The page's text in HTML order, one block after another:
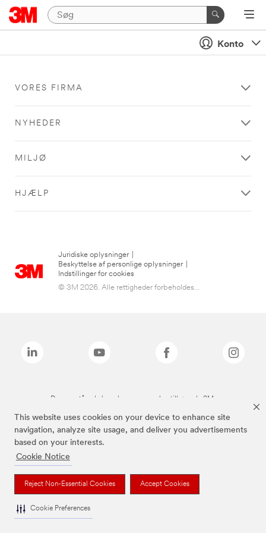
This website uses cookies on your device to enhance site
navigation, analyze site usage, and deliver you advertisements
based on your interests.
Cookie Notice
Reject Non-Essential Cookies Accept Cookies
Cookie Preferences
Konto
VORES FIRMA
NYHEDER
MILJØ
HJÆLP
Juridiske oplysninger
Beskyttelse af personlige oplysninger
Indstillinger for cookies
© 3M 2026. Alle rettigheder forbeholdes...
De ovenstående brands er varemærker tilhørende 3M.